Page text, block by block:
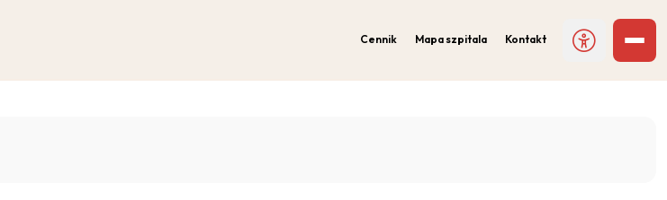
Cennik Mapa szpitala Kontakt